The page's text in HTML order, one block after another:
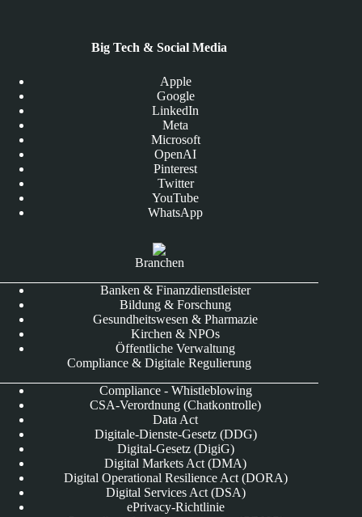
Big Tech & Social Media
Apple
Google
LinkedIn
Meta
Microsoft
OpenAI
Pinterest
Twitter
YouTube
WhatsApp
Branchen
Banken & Finanzdienstleister
Bildung & Forschung
Gesundheitswesen & Pharmazie
Kirchen & NPOs
Öffentliche Verwaltung
Compliance & Digitale Regulierung
Compliance - Whistleblowing
CSA-Verordnung (Chatkontrolle)
Data Act
Digitale-Dienste-Gesetz (DDG)
Digital-Gesetz (DigiG)
Digital Markets Act (DMA)
Digital Operational Resilience Act (DORA)
Digital Services Act (DSA)
ePrivacy-Richtlinie